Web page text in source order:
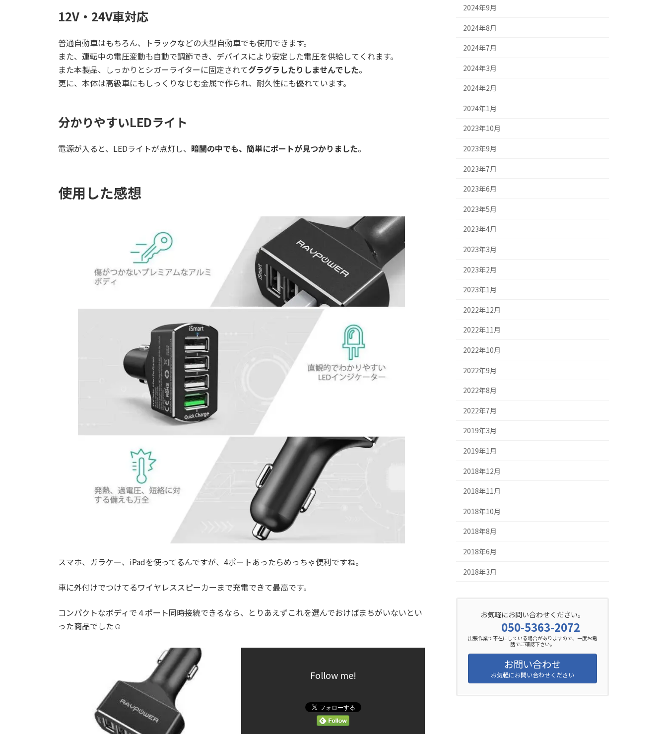
12V・24V車対応
普通自動車はもちろん、トラックなどの大型自動車でも使用できます。
また、運転中の電圧変動も自動で調節でき、デバイスにより安定した電圧を供給してくれます。
また本製品、しっかりとシガーライターに固定されてグラグラしたりしませんでした。
更に、本体は高級車にもしっくりなじむ金属で作られ、耐久性にも優れています。
分かりやすいLEDライト
電源が入ると、LEDライトが点灯し、 暗闇の中でも、簡単にポートが見つかりました。
使用した感想
スマホ、ガラケー、iPadを使ってるんですが、4ポートあったらめっちゃ便利ですね。
車に外付けでつけてるワイヤレススピーカーまで充電できて最高です。
コンパクトなボディで４ポート同時接続できるなら、とりあえずこれを選んでおけばまちがいないとい
った商品でした☺
Follow me!
2024年9月
2024年8月
2024年7月
2024年3月
2024年2月
2024年1月
2023年10月
2023年9月
2023年7月
2023年6月
2023年5月
2023年4月
2023年3月
2023年2月
2023年1月
2022年12月
2022年11月
2022年10月
2022年9月
2022年8月
2022年7月
2019年3月
2019年1月
2018年12月
2018年11月
2018年10月
2018年8月
2018年6月
2018年3月
お気軽にお問い合わせください。
050-5363-2072
出張作業で不在にしている場合がありますので、一度お電
話でご確認下さい。
お問い合わせ
お気軽にお問い合わせください